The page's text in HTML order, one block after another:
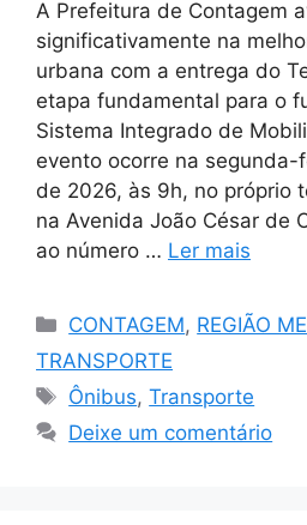
A Prefeitura de Contagem
significativamente na
urbana com a entrega do
etapa fundamental para o
Sistema Integrado de
evento ocorre na segunda-
de 2026, às 9h, no próprio
na Avenida João César de
ao número … Ler mais
Categorias
CONTAGEM, REGIÃO
TRANSPORTE
Tags
Ônibus,Transporte
Deixe um comentário